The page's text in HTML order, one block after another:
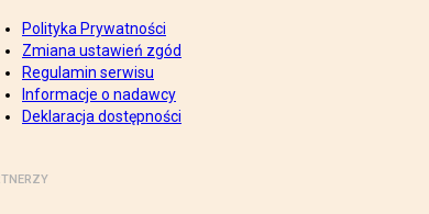
Polityka Prywatności
Zmiana ustawień zgód
Regulamin serwisu
Informacje o nadawcy
Deklaracja dostępności